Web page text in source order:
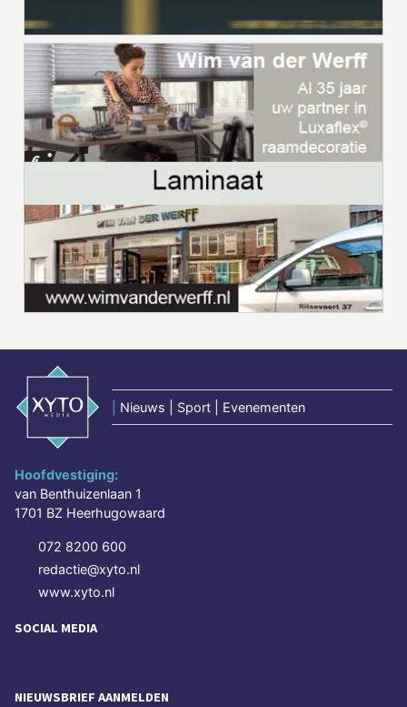
Nieuws | Sport | Evenementen
Hoofdvestiging:
van Benthuizenlaan 1
1701 BZ Heerhugowaard
072 8200 600
redactie@xyto.nl
www.xyto.nl
SOCIAL MEDIA
NIEUWSBRIEF AANMELDEN